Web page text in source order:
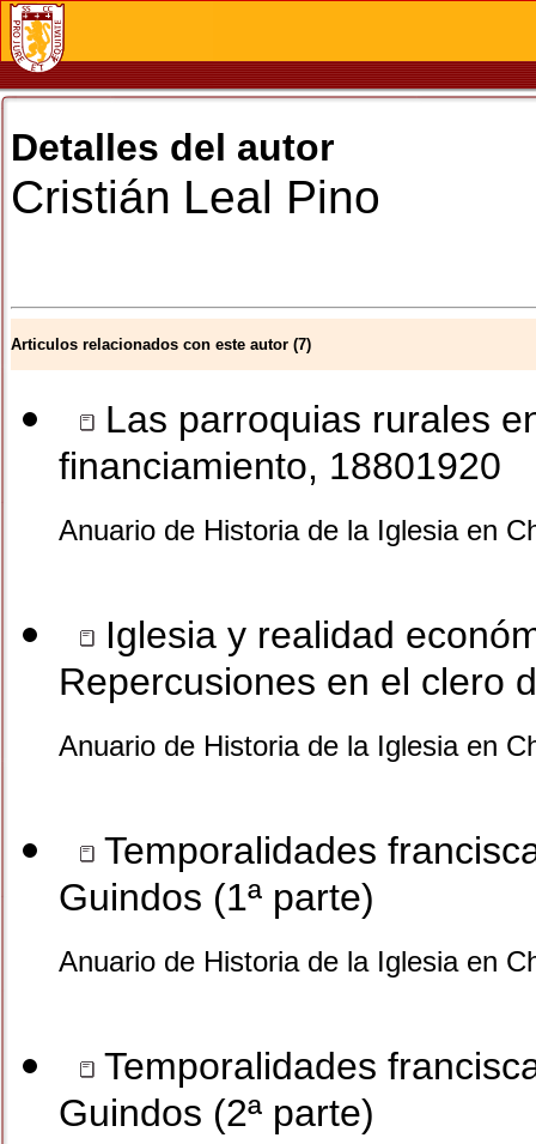
Detalles del autor
Cristián Leal Pino
Articulos relacionados con este autor (7)
Las parroquias rurales
financiamiento, 18801920
Anuario de Historia de la Iglesia en
Iglesia y realidad
Repercusiones en el clero
Anuario de Historia de la Iglesia en
Temporalidades
Guindos (1ª parte)
Anuario de Historia de la Iglesia en
Temporalidades
Guindos (2ª parte)